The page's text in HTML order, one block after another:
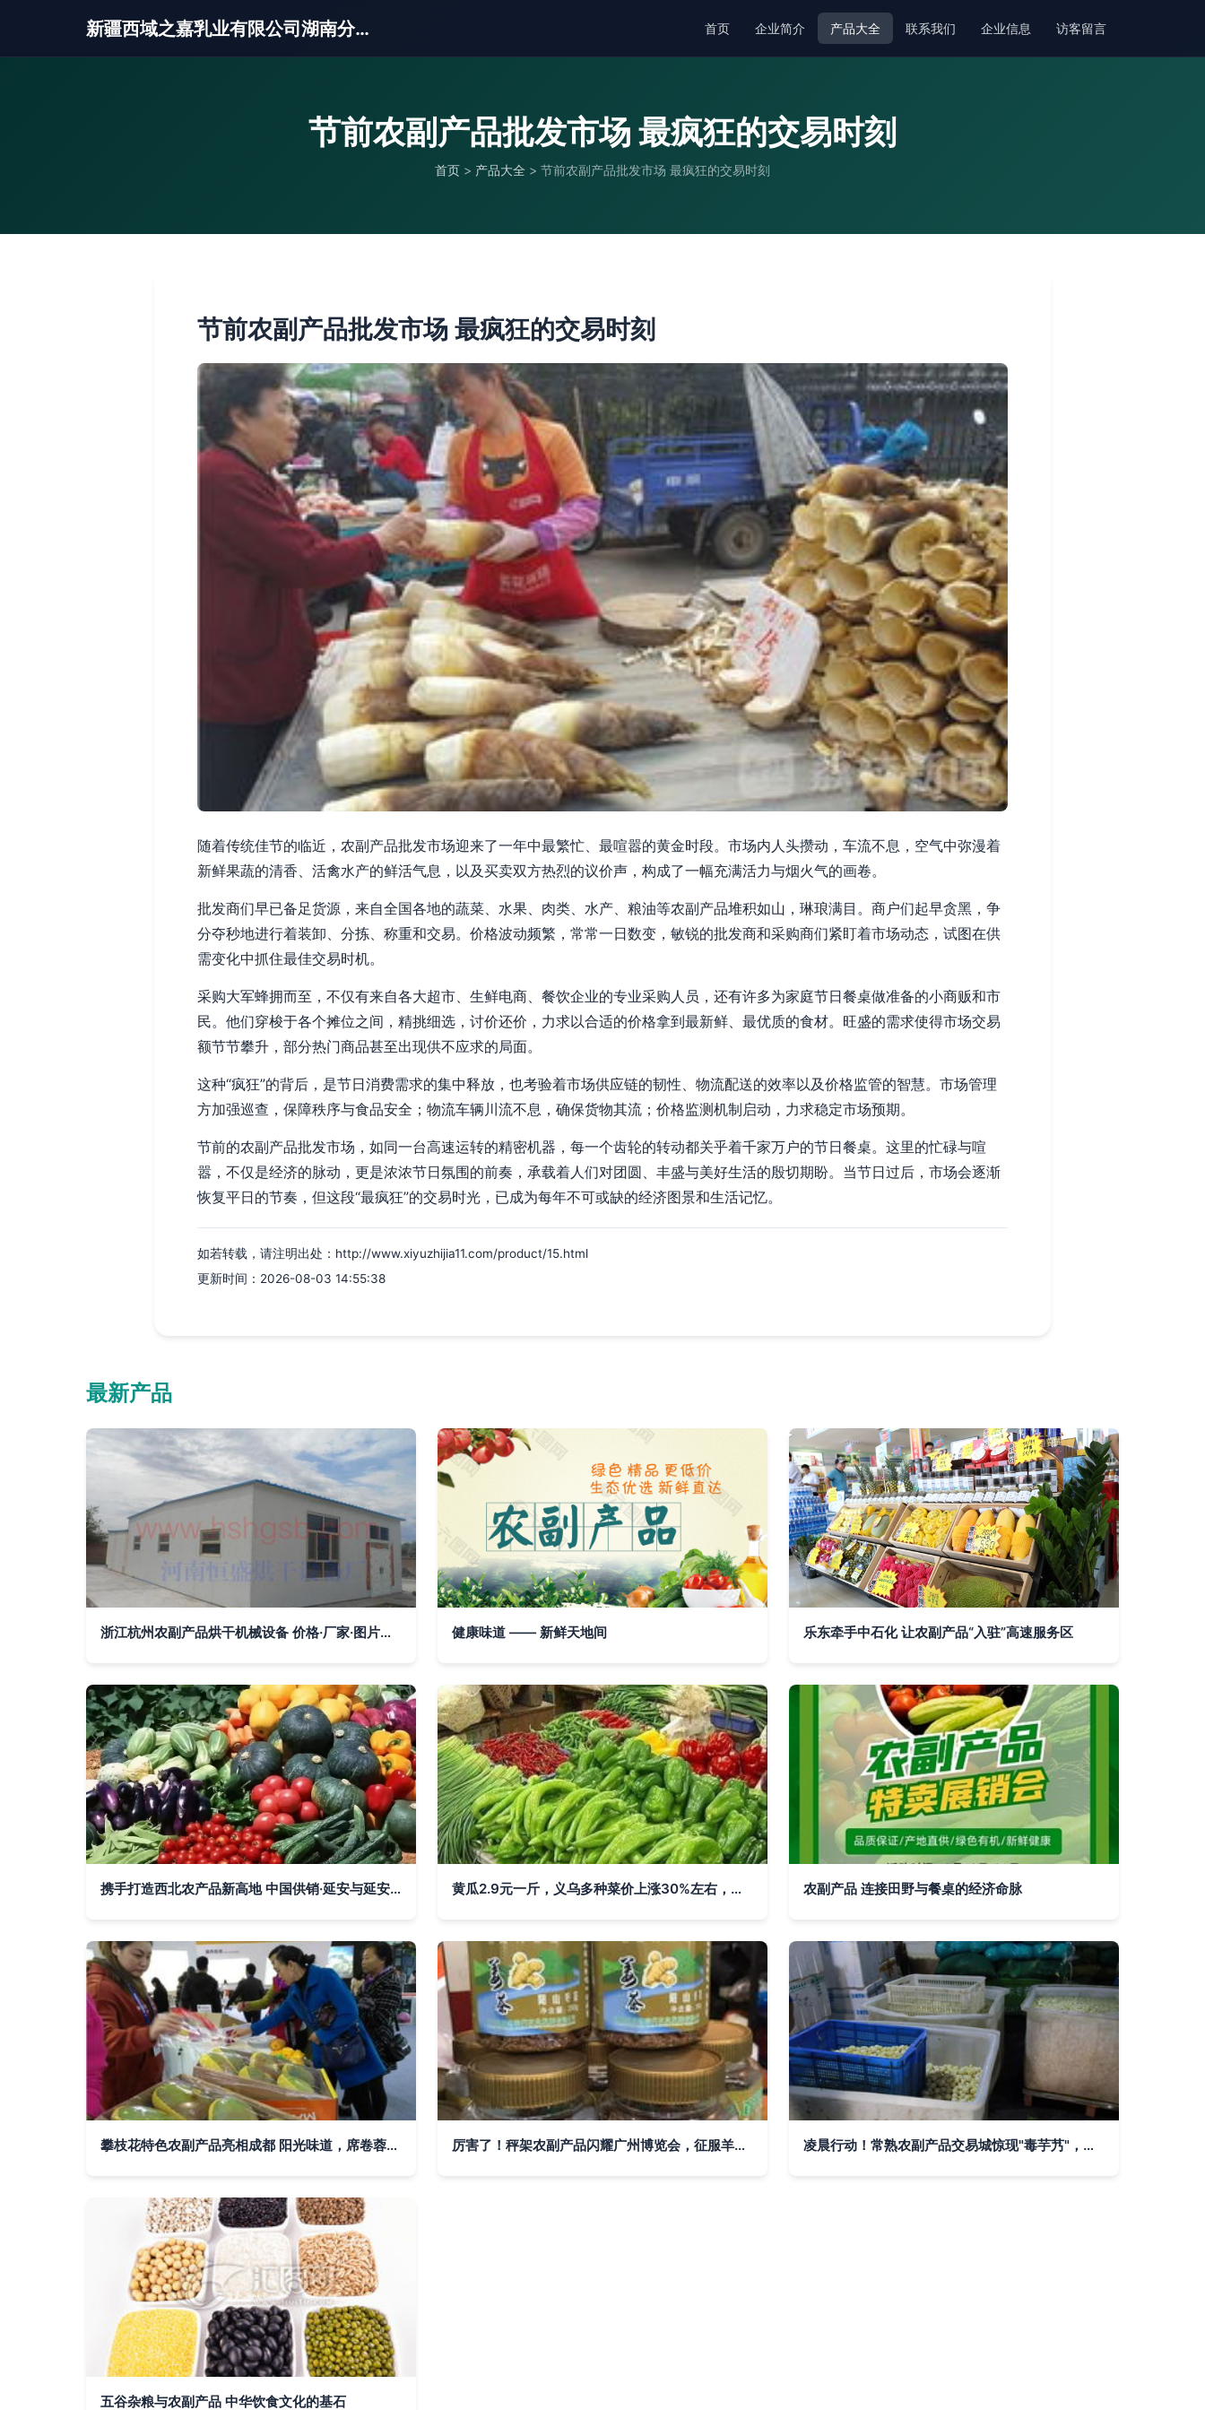
新疆西域之嘉乳业有限公司湖南分公司 首页 企业简介 产品大全 联系我们 企业信息 访客留言
节前农副产品批发市场 最疯狂的交易时刻
首页 > 产品大全 > 节前农副产品批发市场 最疯狂的交易时刻
节前农副产品批发市场 最疯狂的交易时刻
随着传统佳节的临近，农副产品批发市场迎来了一年中最繁忙、最喧嚣的黄金时段。市场内人头攒动，车流不息，空气中弥漫着
新鲜果蔬的清香、活禽水产的鲜活气息，以及买卖双方热烈的议价声，构成了一幅充满活力与烟火气的画卷。
批发商们早已备足货源，来自全国各地的蔬菜、水果、肉类、水产、粮油等农副产品堆积如山，琳琅满目。商户们起早贪黑，争
分夺秒地进行着装卸、分拣、称重和交易。价格波动频繁，常常一日数变，敏锐的批发商和采购商们紧盯着市场动态，试图在供
需变化中抓住最佳交易时机。
采购大军蜂拥而至，不仅有来自各大超市、生鲜电商、餐饮企业的专业采购人员，还有许多为家庭节日餐桌做准备的小商贩和市
民。他们穿梭于各个摊位之间，精挑细选，讨价还价，力求以合适的价格拿到最新鲜、最优质的食材。旺盛的需求使得市场交易
额节节攀升，部分热门商品甚至出现供不应求的局面。
这种“疯狂”的背后，是节日消费需求的集中释放，也考验着市场供应链的韧性、物流配送的效率以及价格监管的智慧。市场管理
方加强巡查，保障秩序与食品安全；物流车辆川流不息，确保货物其流；价格监测机制启动，力求稳定市场预期。
节前的农副产品批发市场，如同一台高速运转的精密机器，每一个齿轮的转动都关乎着千家万户的节日餐桌。这里的忙碌与喧
嚣，不仅是经济的脉动，更是浓浓节日氛围的前奏，承载着人们对团圆、丰盛与美好生活的殷切期盼。当节日过后，市场会逐渐
恢复平日的节奏，但这段“最疯狂”的交易时光，已成为每年不可或缺的经济图景和生活记忆。
如若转载，请注明出处：http://www.xiyuzhijia11.com/product/15.html
更新时间：2026-08-03 14:55:38
最新产品
浙江杭州农副产品烘干机械设备 价格·厂家·图片全解析 健康味道 —— 新鲜天地间 乐东牵手中石化 让农副产品“入驻”高速服务区
携手打造西北农产品新高地 中国供销·延安与延安城投共筑集散中心 黄瓜2.9元一斤，义乌多种菜价上涨30%左右，原因是…… 农副产品 连接田野与餐桌的经济命脉
攀枝花特色农副产品亮相成都 阳光味道，席卷蓉城味蕾 厉害了！秤架农副产品闪耀广州博览会，征服羊城市民味蕾 凌晨行动！常熟农副产品交易城惊现"毒芋艿"，食品安全警钟再次敲响
五谷杂粮与农副产品 中华饮食文化的基石